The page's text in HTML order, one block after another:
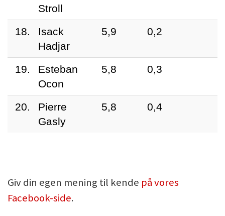
Stroll
18.
Isack
Hadjar
5,9 0,2
19.
Esteban
Ocon
5,8 0,3
20.
Pierre
Gasly
5,8 0,4
Giv din egen mening til kende på vores
Facebook-side.